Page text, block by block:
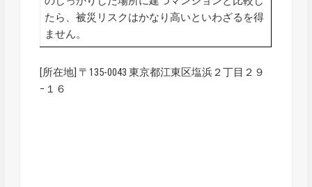
たら、被災リスクはかなり高いといわざるを得
ません。
[所在地] 〒135-0043 東京都江東区塩浜２丁目２９
−１６